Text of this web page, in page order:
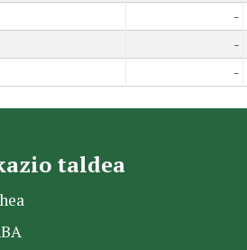
-
-
-
taldea